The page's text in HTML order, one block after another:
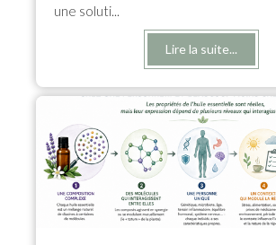
une soluti...
Lire la suite...